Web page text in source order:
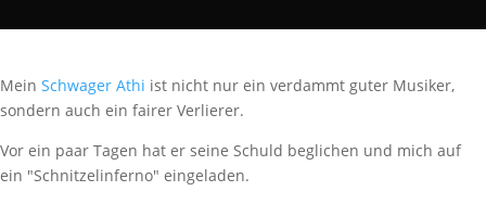
Mein Schwager Athi ist nicht nur ein verdammt guter Musiker,
sondern auch ein fairer Verlierer.
Vor ein paar Tagen hat er seine Schuld beglichen und mich auf
ein "Schnitzelinferno" eingeladen.